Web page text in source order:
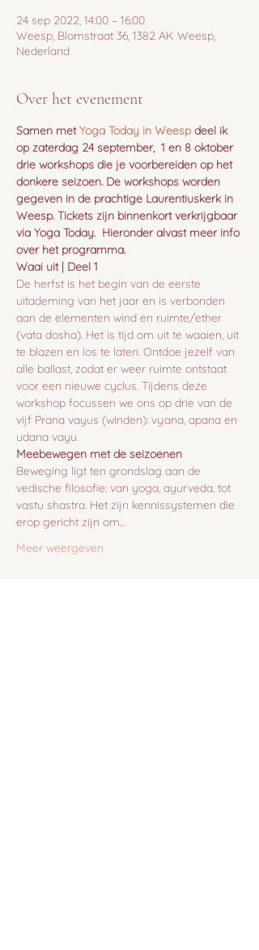
24 sep 2022, 14:00 – 16:00
Weesp, Blomstraat 36, 1382 AK Weesp,
Nederland
Over het evenement
Samen met Yoga Today in Weesp deel ik
op zaterdag 24 september,  1 en 8 oktober
drie workshops die je voorbereiden op het
donkere seizoen. De workshops worden
gegeven in de prachtige Laurentiuskerk in
Weesp. Tickets zijn binnenkort verkrijgbaar
via Yoga Today.  Hieronder alvast meer info
over het programma.
Waai uit | Deel 1
De herfst is het begin van de eerste
uitademing van het jaar en is verbonden
aan de elementen wind en ruimte/ether
(vata dosha). Het is tijd om uit te waaien, uit
te blazen en los te laten. Ontdoe jezelf van
alle ballast, zodat er weer ruimte ontstaat
voor een nieuwe cyclus. Tijdens deze
workshop focussen we ons op drie van de
vijf Prana vayus (winden): vyana, apana en
udana vayu.
Meebewegen met de seizoenen
Beweging ligt ten grondslag aan de
vedische filosofie: van yoga, ayurveda, tot
vastu shastra. Het zijn kennissystemen die
erop gericht zijn om…
Meer weergeven